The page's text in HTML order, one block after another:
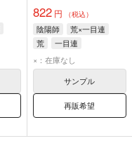
822円 （税込）
陰陽師
荒×一目連
荒
一目連
×：在庫なし
サンプル
再販希望